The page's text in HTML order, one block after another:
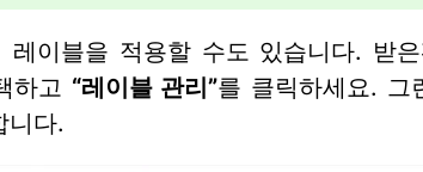
이블을 적용할 수도 있습니다. 받
하고 “레이블 관리”를 클릭하세요. 그
니다.